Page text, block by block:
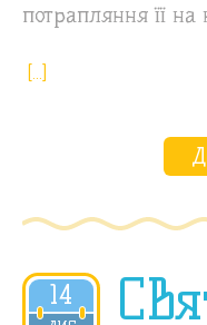
потрапляння її
[…]
14